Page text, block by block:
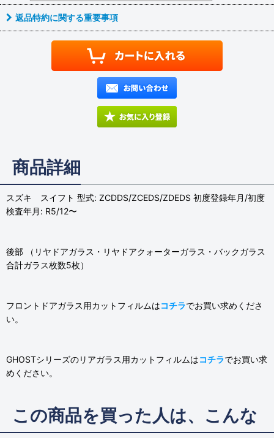
返品特約に関する重要事項
商品詳細
スズキ スイフト 型式: ZCDDS/ZCEDS/ZDEDS 初度登録年月/初度
検査年月: R5/12〜
後部 （リヤドアガラス・リヤドアクォーターガラス・バックガラス
合計ガラス枚数5枚）
フロントドアガラス用カットフィルムはコチラでお買い求めくださ
い。
GHOSTシリーズのリアガラス用カットフィルムはコチラでお買い求
めください。
この商品を買った人は、こんな